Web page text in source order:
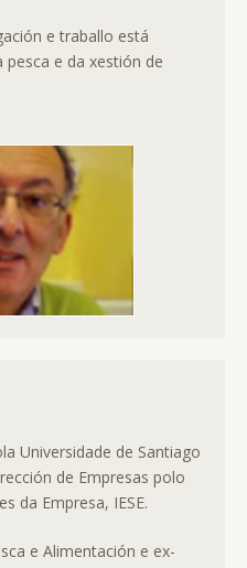
e traballo está
e da xestión de
Universidade de Santiago
de Empresas polo
da Empresa, IESE.
e Alimentación e ex-